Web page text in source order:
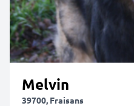
Melvin
39700, Fraisans